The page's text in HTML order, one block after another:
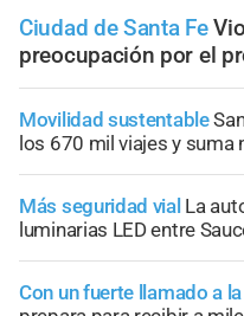
Ciudad de Santa Fe
preocupación por el
Movilidad sustentable
los 670 mil viajes y suma
Más seguridad vial La
luminarias LED entre
Con un fuerte llamado a